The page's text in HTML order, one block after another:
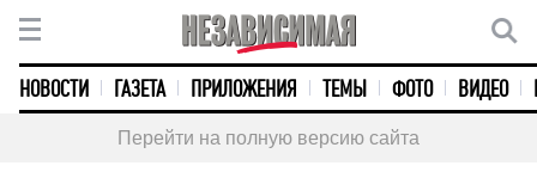
НОВОСТИ ГАЗЕТА ПРИЛОЖЕНИЯ ТЕМЫ ФОТО ВИДЕО
Перейти на полную версию сайта